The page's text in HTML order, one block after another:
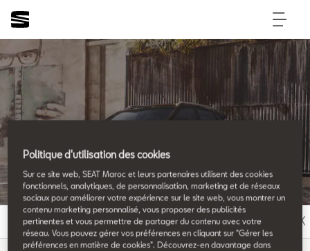
All the details.
B C D E F G H I K
Politique d'utilisation des cookies
Sur ce site web, SEAT Maroc et leurs partenaires utilisent des cookies
fonctionnels, analytiques, de personnalisation, marketing et de réseaux
sociaux pour améliorer votre expérience sur le site web, vous montrer un
contenu marketing personnalisé, vous proposer des publicités
pertinentes et vous permettre de partager du contenu avec votre
réseau. Vous pouvez gérer vos préférences en cliquant sur "Gérer les
préférences en matière de cookies". Découvrez-en davantage dans